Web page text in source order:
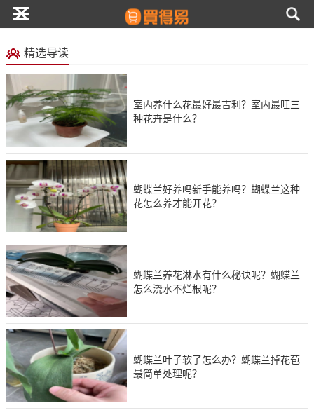
精选导读
室内养什么花最好最吉利？室内最旺三
种花卉是什么？
蝴蝶兰好养吗新手能养吗？蝴蝶兰这种
花怎么养才能开花？
蝴蝶兰养花淋水有什么秘诀呢？蝴蝶兰
怎么浇水不烂根呢？
蝴蝶兰叶子软了怎么办？蝴蝶兰掉花苞
最简单处理呢？